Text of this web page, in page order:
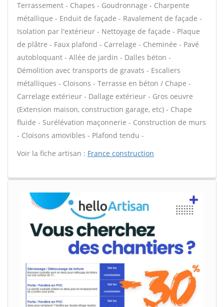
Terrassement - Chapes - Goudronnage - Charpente
métallique - Enduit de façade - Ravalement de façade -
Isolation par l'extérieur - Nettoyage de façade - Plaque
de plâtre - Faux plafond - Carrelage - Cheminée - Pavé
autobloquant - Allée de jardin - Dalles béton -
Démolition avec transports de gravats - Escaliers
métalliques - Cloisons - Terrasse en béton / Chape -
Carrelage extérieur - Dallage extérieur - Gros oeuvre
(Extension maison, construction garage, etc) - Chape
fluide - Surélévation maçonnerie - Construction de murs
- Cloisons amovibles - Plafond tendu -
Voir la fiche artisan : France construction